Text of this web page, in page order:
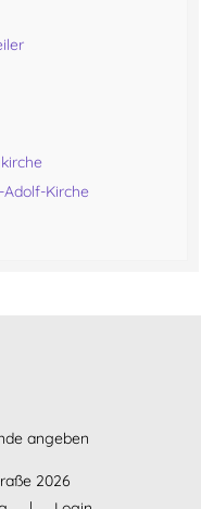
Adolf-Kirche
angeben
2026